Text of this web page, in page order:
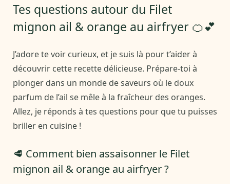
Tes questions autour du Filet
mignon ail & orange au airfryer 🍊💕
J’adore te voir curieux, et je suis là pour t’aider à
découvrir cette recette délicieuse. Prépare-toi à
plonger dans un monde de saveurs où le doux
parfum de l’ail se mêle à la fraîcheur des oranges.
Allez, je réponds à tes questions pour que tu puisses
briller en cuisine !
🥩 Comment bien assaisonner le Filet
mignon ail & orange au airfryer ?